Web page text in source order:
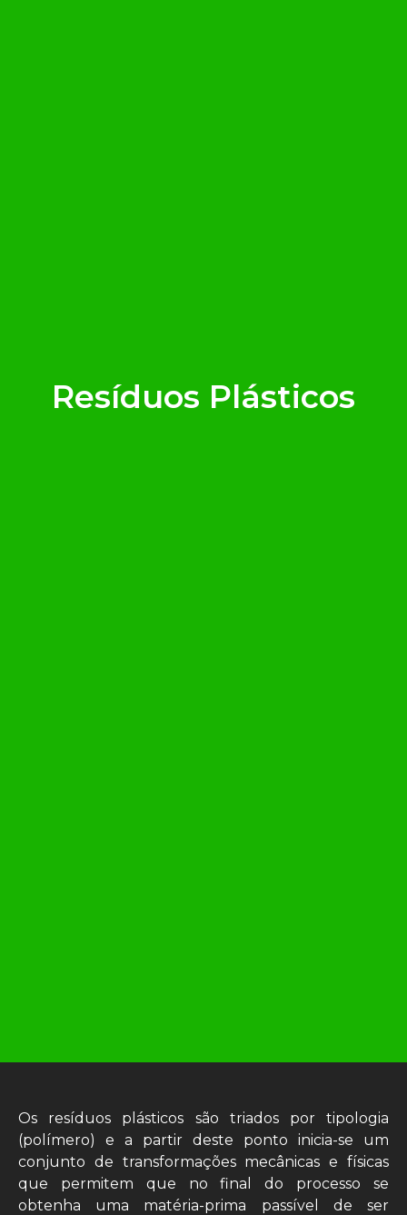
Resíduos Plásticos
Os resíduos plásticos são triados por tipologia
(polímero) e a partir deste ponto inicia-se um
conjunto de transformações mecânicas e físicas
que permitem que no final do processo se
obtenha uma matéria-prima passível de ser